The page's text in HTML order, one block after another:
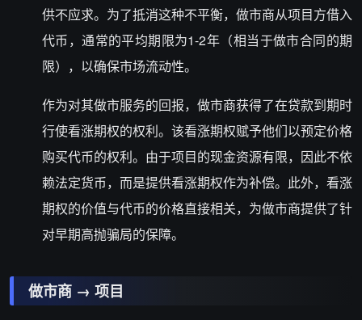
供不应求。为了抵消这种不平衡，做市商从项目方借入
代币，通常的平均期限为1-2年（相当于做市合同的期
限），以确保市场流动性。
作为对其做市服务的回报，做市商获得了在贷款到期时
行使看涨期权的权利。该看涨期权赋予他们以预定价格
购买代币的权利。由于项目的现金资源有限，因此不依
赖法定货币，而是提供看涨期权作为补偿。此外，看涨
期权的价值与代币的价格直接相关，为做市商提供了针
对早期高抛骗局的保障。
做市商 → 项目